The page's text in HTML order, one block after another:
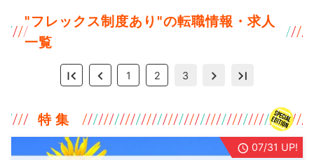
"フレックス制度あり "の転職情報・求人
一覧
1 2 3
特 集
07/31 UP!